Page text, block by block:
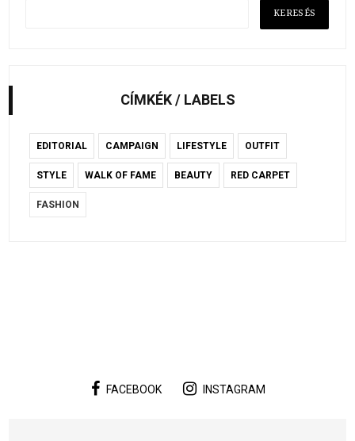
CÍMKÉK / LABELS
EDITORIAL CAMPAIGN LIFESTYLE OUTFIT
STYLE WALK OF FAME BEAUTY RED CARPET
FASHION
FACEBOOK INSTAGRAM